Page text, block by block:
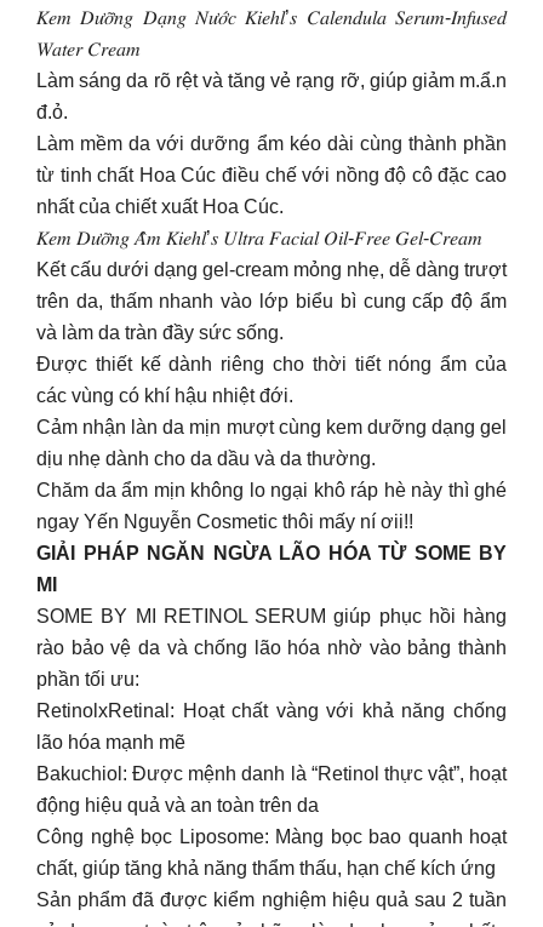
𝐾𝑒𝑚 𝐷𝑢̛𝑜̛̃𝑛𝑔 𝐷𝑎̣𝑛𝑔 𝑁𝑢̛𝑜̛́𝑐 𝐾𝑖𝑒ℎ𝑙’𝑠 𝐶𝑎𝑙𝑒𝑛𝑑𝑢𝑙𝑎 𝑆𝑒𝑟𝑢𝑚-𝐼𝑛𝑓𝑢𝑠𝑒𝑑
𝑊𝑎𝑡𝑒𝑟 𝐶𝑟𝑒𝑎𝑚
Làm sáng da rõ rệt và tăng vẻ rạng rỡ, giúp giảm m.ẩ.n
đ.ỏ.
Làm mềm da với dưỡng ẩm kéo dài cùng thành phần
từ tinh chất Hoa Cúc điều chế với nồng độ cô đặc cao
nhất của chiết xuất Hoa Cúc.
𝐾𝑒𝑚 𝐷𝑢̛𝑜̛̃𝑛𝑔 𝐴̂̉𝑚 𝐾𝑖𝑒ℎ𝑙’𝑠 𝑈𝑙𝑡𝑟𝑎 𝐹𝑎𝑐𝑖𝑎𝑙 𝑂𝑖𝑙-𝐹𝑟𝑒𝑒 𝐺𝑒𝑙-𝐶𝑟𝑒𝑎𝑚
Kết cấu dưới dạng gel-cream mỏng nhẹ, dễ dàng trượt
trên da, thấm nhanh vào lớp biểu bì cung cấp độ ẩm
và làm da tràn đầy sức sống.
Được thiết kế dành riêng cho thời tiết nóng ẩm của
các vùng có khí hậu nhiệt đới.
Cảm nhận làn da mịn mượt cùng kem dưỡng dạng gel
dịu nhẹ dành cho da dầu và da thường.
Chăm da ẩm mịn không lo ngại khô ráp hè này thì ghé
ngay Yến Nguyễn Cosmetic thôi mấy ní ơii!!
GIẢI PHÁP NGĂN NGỪA LÃO HÓA TỪ SOME BY
MI
SOME BY MI RETINOL SERUM giúp phục hồi hàng
rào bảo vệ da và chống lão hóa nhờ vào bảng thành
phần tối ưu:
RetinolxRetinal: Hoạt chất vàng với khả năng chống
lão hóa mạnh mẽ
Bakuchiol: Được mệnh danh là “Retinol thực vật”, hoạt
động hiệu quả và an toàn trên da
Công nghệ bọc Liposome: Màng bọc bao quanh hoạt
chất, giúp tăng khả năng thẩm thấu, hạn chế kích ứng
Sản phẩm đã được kiểm nghiệm hiệu quả sau 2 tuần